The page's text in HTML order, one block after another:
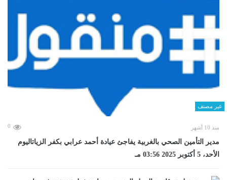
غير مصنف
منذ 10 أشهر 0
مدير التأمين الصحي بالغربية يفاجئ عيادة أحمد عرابي بكفر الزياتاليوم
الأحد، 5 أكتوبر 2025 03:56 مـ